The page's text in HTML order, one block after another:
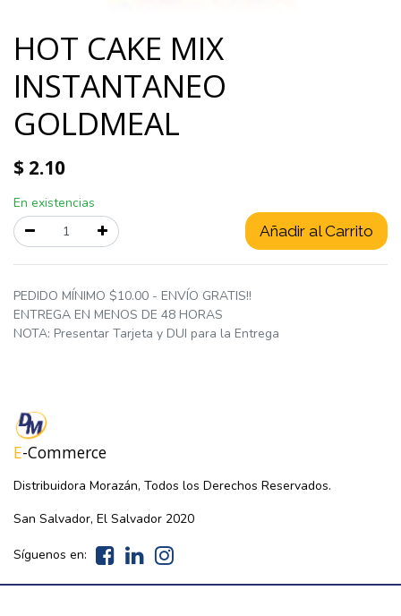
HOT CAKE MIX
INSTANTANEO
GOLDMEAL
$ 2.10
En existencias
Añadir al Carrito
PEDIDO MÍNIMO $10.00 - ENVÍO GRATIS!!
ENTREGA EN MENOS DE 48 HORAS
NOTA: Presentar Tarjeta y DUI para la Entrega
E-Commerce
Distribuidora Morazán, Todos los Derechos Reservados.
San Salvador, El Salvador 2020
Síguenos en: